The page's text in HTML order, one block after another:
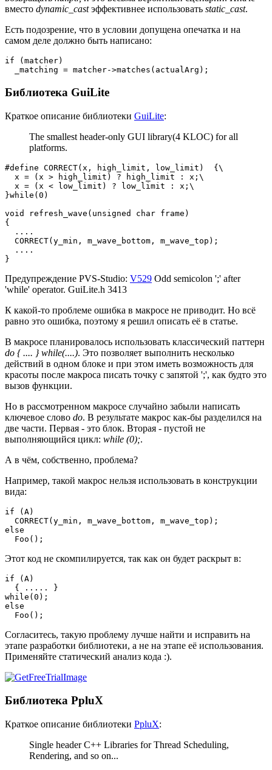
вместо dynamic_castэффективнее использовать static_cast.
Есть подозрение, что в условии допущена опечатка и на
самом деле должно быть написано:
if (matcher)
  _matching = matcher->matches(actualArg);
Библиотека GuiLite
Краткое описание библиотеки GuiLite:
The smallest header-only GUI library(4 KLOC) for all
platforms.
#define CORRECT(x, high_limit, low_limit)  {\
  x = (x > high_limit) ? high_limit : x;\
  x = (x < low_limit) ? low_limit : x;\
}while(0)
void refresh_wave(unsigned char frame)
{
  ....
  CORRECT(y_min, m_wave_bottom, m_wave_top);
  ....
}
Предупреждение PVS-Studio: V529 Odd semicolon ';' after
'while' operator. GuiLite.h 3413
К какой-то проблеме ошибка в макросе не приводит. Но всё
равно это ошибка, поэтому я решил описать её в статье.
В макросе планировалось использовать классический паттерн
do { .... } while(....). Это позволяет выполнить несколько
действий в одном блоке и при этом иметь возможность для
красоты после макроса писать точку с запятой ';', как будто это
вызов функции.
Но в рассмотренном макросе случайно забыли написать
ключевое слово do. В результате макрос как-бы разделился на
две части. Первая - это блок. Вторая - пустой не
выполняющийся цикл: while (0);.
А в чём, собственно, проблема?
Например, такой макрос нельзя использовать в конструкции
вида:
if (A)
  CORRECT(y_min, m_wave_bottom, m_wave_top);
else
  Foo();
Этот код не скомпилируется, так как он будет раскрыт в:
if (A)
  { ..... }
while(0);
else
  Foo();
Согласитесь, такую проблему лучше найти и исправить на
этапе разработки библиотеки, а не на этапе её использования.
Применяйте статический анализ кода :).
Библиотека PpluX
Краткое описание библиотеки PpluX:
Single header C++ Libraries for Thread Scheduling,
Rendering, and so on...